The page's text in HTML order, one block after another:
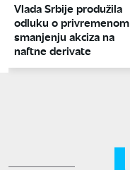
Vlada Srbije produžila
odluku o privremenom
smanjenju akciza na
naftne derivate